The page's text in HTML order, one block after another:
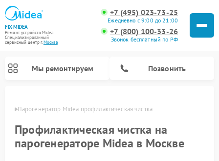
FIX-MIDEA
Ремонт устройств Midea
Специализированный
cервисный центр г.Москва
+7 (495) 023-73-25
Ежедневно с 9:00 до 21:00
+7 (800) 100-33-26
Звонок бесплатный по РФ
Мы ремонтируем Позвонить
Парогенератор Midea профилактическая чистка
Профилактическая чистка на
парогенераторе Midea в Москве